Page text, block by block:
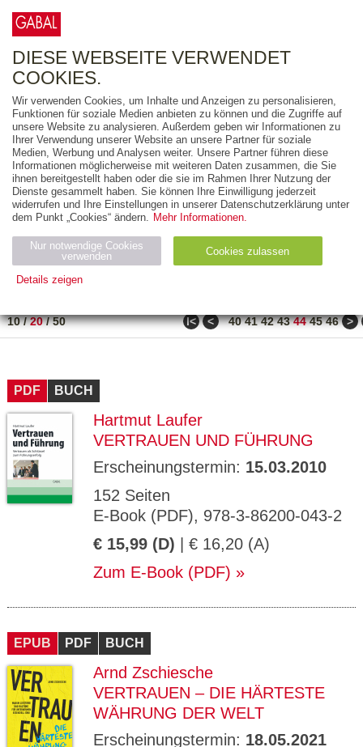
FREITEXT
AUSGABEART
AUS DER REIHE
ZUM THEMA
Neuerscheinung
Bestseller
PREIS
10/20/50 ǀ< < 40 41 42 43 44 45 46 >
PDF BUCH
Hartmut Laufer
VERTRAUEN UND FÜHRUNG
Erscheinungstermin: 15.03.2010
152 Seiten
E-Book (PDF), 978-3-86200-043-2
€ 15,99 (D) | € 16,20 (A)
Zum E-Book (PDF)
EPUB PDF BUCH
Arnd Zschiesche
VERTRAUEN – DIE HÄRTESTE
WÄHRUNG DER WELT
Erscheinungstermin: 18.05.2021
DIESE WEBSEITE VERWENDET
COOKIES.
Wir verwenden Cookies, um Inhalte und Anzeigen zu personalisieren,
Funktionen für soziale Medien anbieten zu können und die Zugriffe auf
unsere Website zu analysieren. Außerdem geben wir Informationen zu
Ihrer Verwendung unserer Website an unsere Partner für soziale
Medien, Werbung und Analysen weiter. Unsere Partner führen diese
Informationen möglicherweise mit weiteren Daten zusammen, die Sie
ihnen bereitgestellt haben oder die sie im Rahmen Ihrer Nutzung der
Dienste gesammelt haben. Sie können Ihre Einwilligung jederzeit
widerrufen und Ihre Einstellungen in unserer Datenschutzerklärung unter
dem Punkt „Cookies“ ändern. Mehr Informationen.
Nur notwendige Cookies
verwenden
Cookies zulassen
Details zeigen
Name Zweck
ESSION
_ID
verlag.
de
GV_CO
OKIES
gabal-
Speichert den Zustimmungsstatus des
Benutzers für Cookies auf der aktuellen
Domäne.
ge